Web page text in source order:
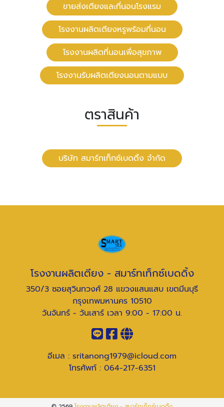
ขายส่งเตียงและที่นอนโรงแรม
โรงงานผลิตเตียงหรูพร้อมที่นอน
โรงงานผลิตที่นอนเพื่อสุขภาพ
โรงงานรับผลิตเตียงนอนตามแบบ
ตราสินค้า
บริษัท สมาร์ทเท็กซ์เบดดิ้ง จำกัด
โรงงานผลิตเตียง - สมาร์ทเท็กซ์เบดดิ้ง
350/3 ซอยสุวินทวงศ์ 28 แขวงแสนแสบ เขตมีนบุรี
กรุงเทพมหานคร 10510
วันจันทร์ - วันเสาร์ เวลา 9:00 - 17:00 น.
อีเมล : sritanong1979@icloud.com
โทรศัพท์ : 064-217-6351